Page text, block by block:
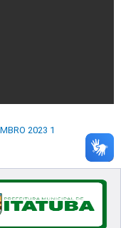
2023 1